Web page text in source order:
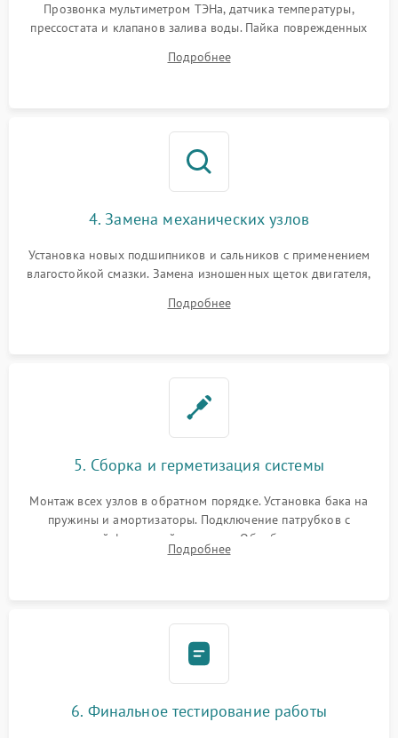
Прозвонка мультиметром ТЭНа, датчика температуры,
прессостата и клапанов залива воды. Пайка поврежденных
Восстановление целостности проводки и контактов.
Подробнее
4. Замена механических узлов
Установка новых подшипников и сальников с применением
влагостойкой смазки. Замена изношенных щеток двигателя,
или поврежденной резиновой манжеты.
Подробнее
5. Сборка и герметизация системы
Монтаж всех узлов в обратном порядке. Установка бака на
пружины и амортизаторы. Подключение патрубков с
надежной фиксацией хомутами. Обработка стыков
герметиком для предотвращения возможных протечек воды.
Подробнее
6. Финальное тестирование работы